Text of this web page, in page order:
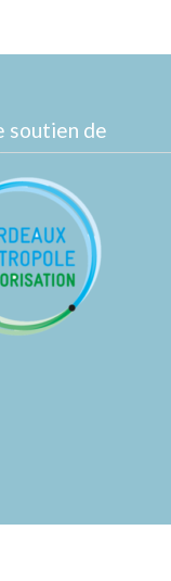
soutien de